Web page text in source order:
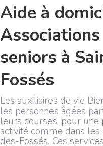
Aide à
seniors à
Fossés
Les auxiliaires de vie
les personnes âgées
leurs courses, pour
activité comme dans
des-Fossés. Ces